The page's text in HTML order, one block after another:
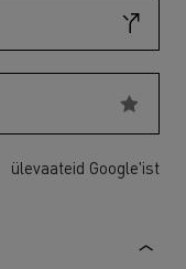
ülevaateid Google'ist